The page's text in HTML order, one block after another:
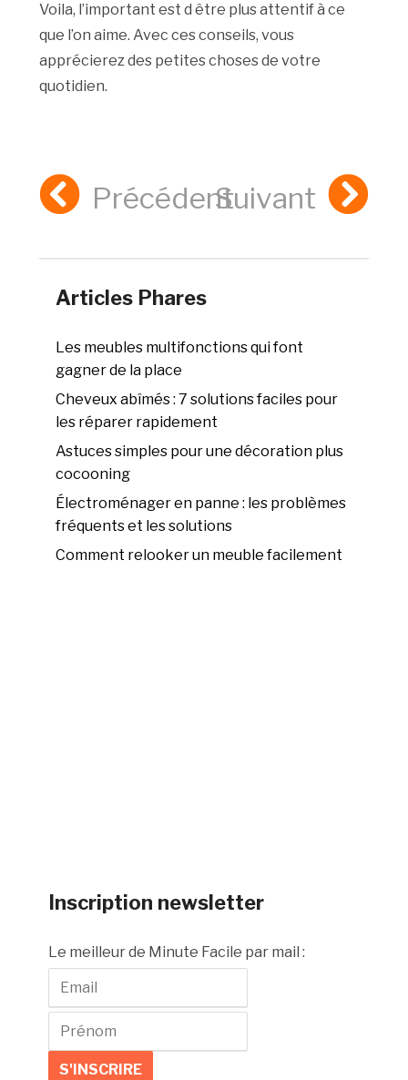
Voila, l’important est d être plus attentif à ce
que l’on aime. Avec ces conseils, vous
apprécierez des petites choses de votre
quotidien.
PrécédentSuivant
Articles Phares
Les meubles multifonctions qui font
gagner de la place
Cheveux abîmés : 7 solutions faciles pour
les réparer rapidement
Astuces simples pour une décoration plus
cocooning
Électroménager en panne : les problèmes
fréquents et les solutions
Comment relooker un meuble facilement
Inscription newsletter
Le meilleur de Minute Facile par mail :